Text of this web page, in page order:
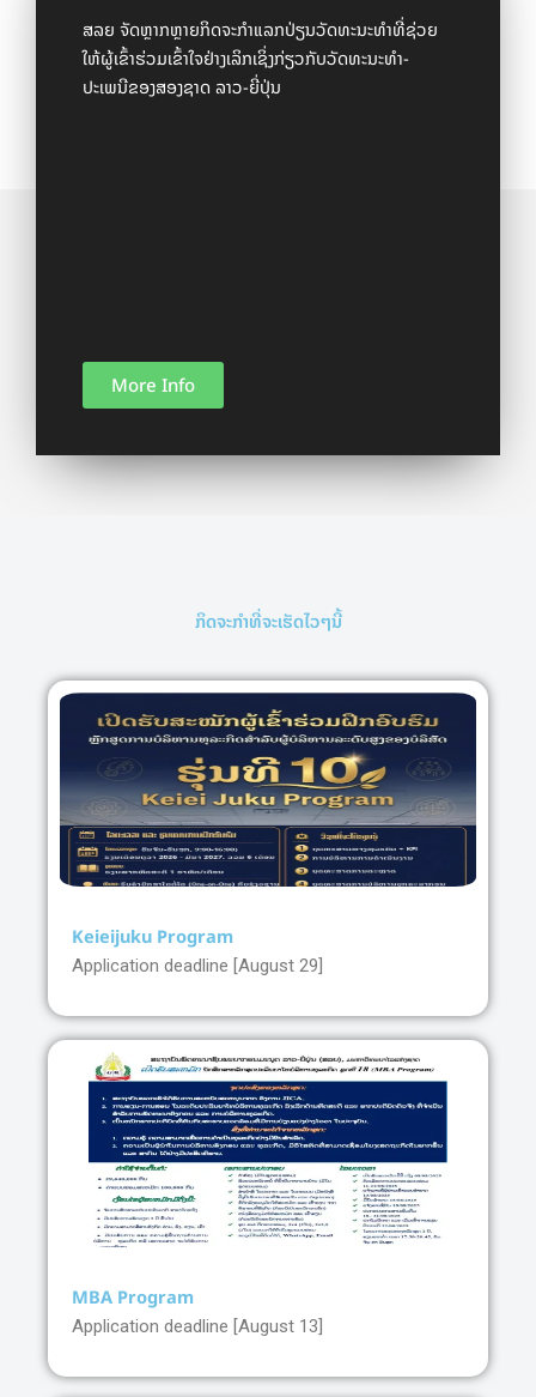
ສລຍ ຈັດຫຼາກຫຼາຍກິດຈະກໍາແລກປ່ຽນວັດທະນະທໍາທີ່ຊ່ວຍ
ໃຫ້ຜູ້ເຂົ້າຮ່ວມເຂົ້າໃຈຢ່າງເລິກເຊິ່ງກ່ຽວກັບວັດທະນະທໍາ-
ປະເພນີຂອງສອງຊາດ ລາວ-ຍີ່ປຸ່ນ
More Info
ກິດຈະກໍາທີ່ຈະເຮັດໄວໆນີ້
Keieijuku Program
Application deadline [August 29]
MBA Program
Application deadline [August 13]